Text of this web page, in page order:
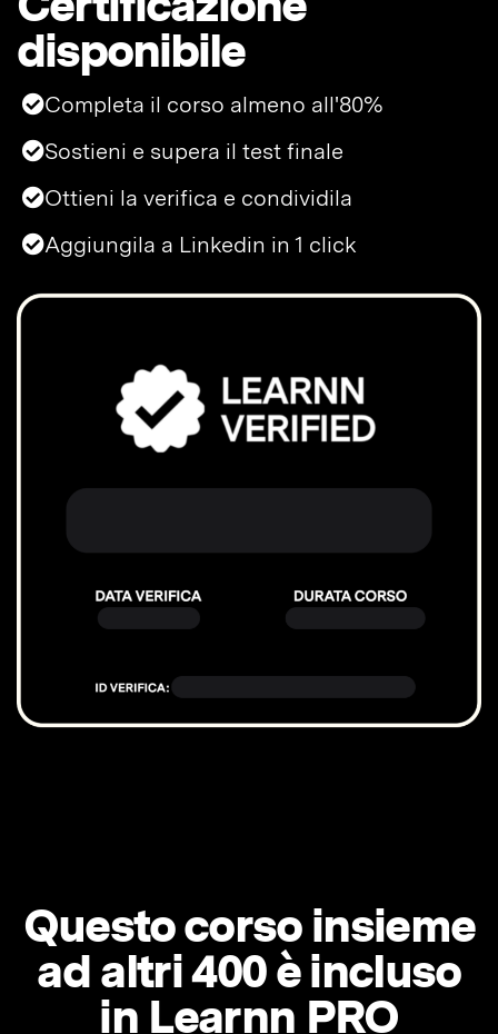
disponibile
Completa il corso almeno all'80%
Sostieni e supera il test finale
Ottieni la verifica e condividila
Aggiungila a Linkedin in 1 click
Questo corso insieme
ad altri 400 è incluso
in Learnn PRO